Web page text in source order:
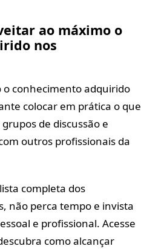
ao máximo o
nos
conhecimento adquirido
colocar em prática o que
de discussão e
outros profissionais da
completa dos
não perca tempo e invista
e profissional. Acesse
como alcançar